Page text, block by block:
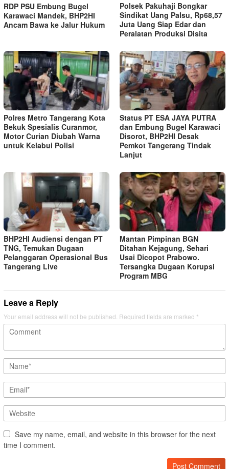
RDP PSU Embung Bugel
Karawaci Mandek, BHP2HI
Ancam Bawa ke Jalur Hukum
Polsek Pakuhaji Bongkar
Sindikat Uang Palsu, Rp68,57
Juta Uang Siap Edar dan
Peralatan Produksi Disita
Polres Metro Tangerang Kota
Bekuk Spesialis Curanmor,
Motor Curian Diubah Warna
untuk Kelabui Polisi
Status PT ESA JAYA PUTRA
dan Embung Bugel Karawaci
Disorot, BHP2HI Desak
Pemkot Tangerang Tindak
Lanjut
BHP2HI Audiensi dengan PT
TNG, Temukan Dugaan
Pelanggaran Operasional Bus
Tangerang Live
Mantan Pimpinan BGN
Ditahan Kejagung, Sehari
Usai Dicopot Prabowo.
Tersangka Dugaan Korupsi
Program MBG
Leave a Reply
Your email address will not be published. Required fields are marked *
Save my name, email, and website in this browser for the next
time I comment.